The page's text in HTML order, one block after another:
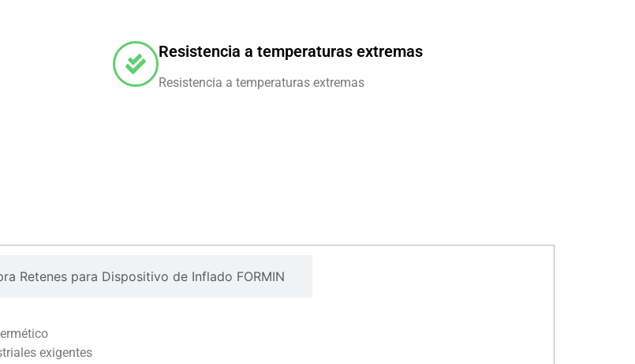
Resistencia a temperaturas extremas
Resistencia a temperaturas extremas
Retenes para Dispositivo de Inflado FORMIN
exigentes